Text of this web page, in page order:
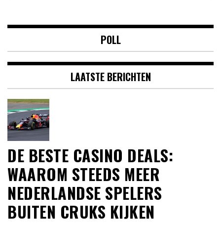
POLL
LAATSTE BERICHTEN
DE BESTE CASINO DEALS:
WAAROM STEEDS MEER
NEDERLANDSE SPELERS
BUITEN CRUKS KIJKEN